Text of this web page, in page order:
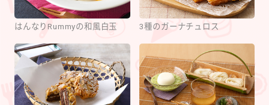
はんなりRummyの和風白玉 3種のガーナチュロス